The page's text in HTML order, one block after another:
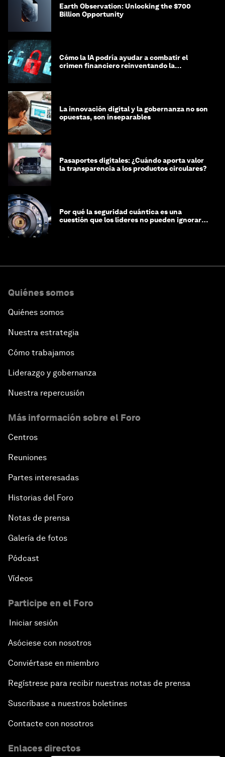
Earth Observation: Unlocking the $700
Billion Opportunity
Cómo la IA podría ayudar a combatir el
crimen financiero reinventando la
La innovación digital y la gobernanza no son
opuestas, son inseparables
Pasaportes digitales: ¿Cuándo aporta valor
la transparencia a los productos circulares?
Por qué la seguridad cuántica es una
cuestión que los líderes no pueden ignorar
Quiénes somos
Quiénes somos
Nuestra estrategia
Cómo trabajamos
Liderazgo y gobernanza
Nuestra repercusión
Más información sobre el Foro
Centros
Reuniones
Partes interesadas
Historias del Foro
Notas de prensa
Galería de fotos
Pódcast
Vídeos
Participe en el Foro
Iniciar sesión
Asóciese con nosotros
Conviértase en miembro
Regístrese para recibir nuestras notas de prensa
Suscríbase a nuestros boletines
Contacte con nosotros
Enlaces directos